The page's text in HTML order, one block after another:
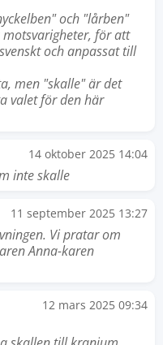
och "lårben"
för att
och anpassat till
men "skalle" är det
valet för den här
14 oktober 2025 14:04
inte skalle
11 september 2025 13:27
Vi pratar om
Anna-karen
12 mars 2025 09:34